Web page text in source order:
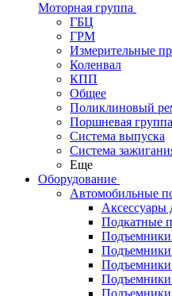
Моторная группа
ГБЦ
ГРМ
Измерительные
Коленвал
КПП
Общее
Поликлиновый
Поршневая группа
Система выпуска
Система
Еще
Оборудование
Автомобильные
Аксессуары
Подкатные
Подъемники
Подъемники
Подъемники